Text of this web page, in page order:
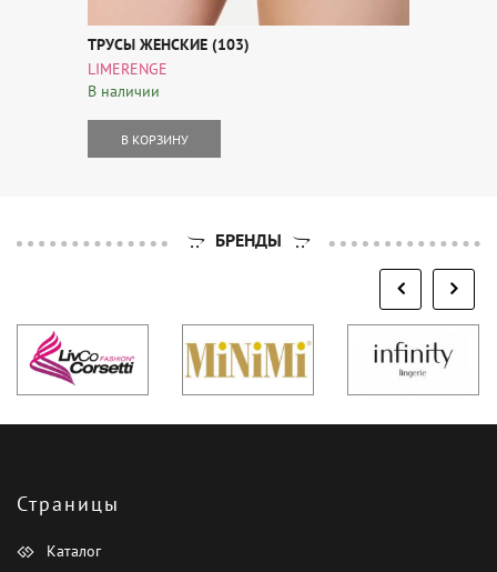
ТРУСЫ ЖЕНСКИЕ (103)
LIMERENGE
В наличии
В КОРЗИНУ
БРЕНДЫ
Страницы
Каталог